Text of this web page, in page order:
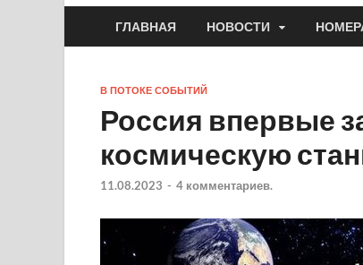
ГЛАВНАЯ НОВОСТИ
В ПОТОКЕ СОБЫТИЙ
Россия впервые
космическую
11.08.2023 - 4 комментариев.